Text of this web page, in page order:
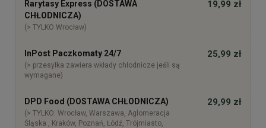
Rarytasy Express (DOSTAWA
CHŁODNICZA)
(> TYLKO Wrocław)
19,99 zł
InPost Paczkomaty 24/7
(> przesyłka zawiera wkłady chłodnicze jeśli są
wymagane)
25,99 zł
DPD Food (DOSTAWA CHŁODNICZA)
(> TYLKO: Wrocław, Warszawa, Aglomeracja
Śląska , Kraków, Poznań, Łódź, Trójmiasto,
29,99 zł